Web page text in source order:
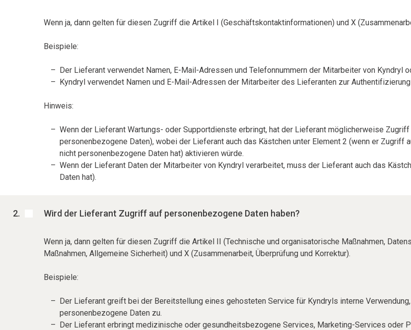
Wenn ja, dann gelten für diesen Zugriff die Artikel I (Geschäftskontaktinformationen) und X
Beispiele:
Der Lieferant verwendet Namen, E-Mail-Adressen und Telefonnummern der Mitarbeiter von Kyndryl
Kyndryl verwendet Namen und E-Mail-Adressen der Mitarbeiter des Lieferanten zur
Hinweis:
Wenn der Lieferant Wartungs- oder Supportdienste erbringt, hat der Lieferant möglicherweise
personenbezogene Daten), wobei der Lieferant auch das Kästchen unter Element 2 (wenn er
nicht personenbezogene Daten hat) aktivieren würde.
Wenn der Lieferant Daten der Mitarbeiter von Kyndryl verarbeitet, muss der Lieferant auch das
Daten hat).
Wird der Lieferant Zugriff auf personenbezogene Daten haben?
Wenn ja, dann gelten für diesen Zugriff die Artikel II (Technische und organisatorische Maßnahmen,
Maßnahmen, Allgemeine Sicherheit) und X (Zusammenarbeit, Überprüfung und Korrektur).
Beispiele:
Der Lieferant greift bei der Bereitstellung eines gehosteten Service für Kyndryls interne
personenbezogene Daten zu.
Der Lieferant erbringt medizinische oder gesundheitsbezogene Services, Marketing-Services